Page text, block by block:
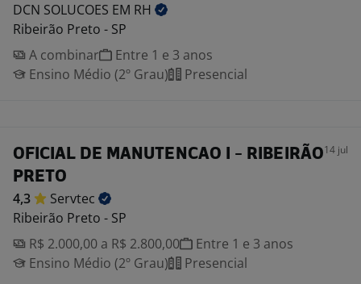
DCN SOLUCOES EM RH
Ribeirão Preto - SP
A combinar
Entre 1 e 3 anos
Ensino Médio (2º Grau)
Presencial
OFICIAL DE MANUTENCAO I - RIBEIRÃO
PRETO
14 jul
4,3
Servtec
Ribeirão Preto - SP
R$ 2.000,00 a R$ 2.800,00
Entre 1 e 3 anos
Ensino Médio (2º Grau)
Presencial